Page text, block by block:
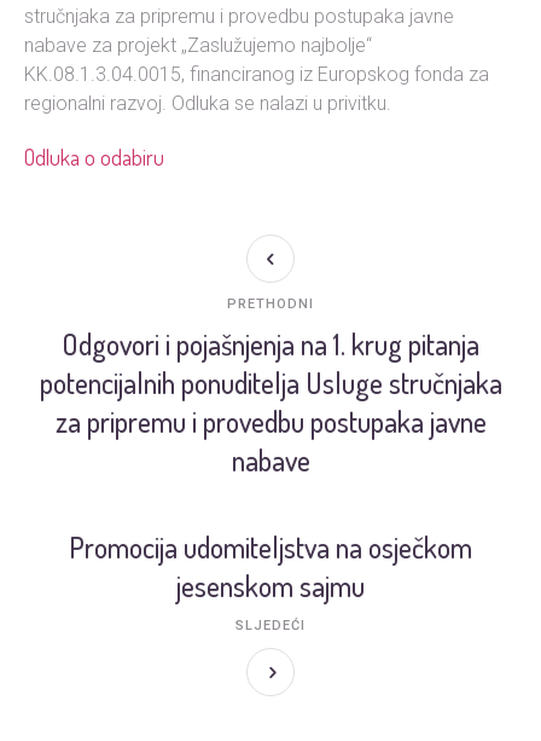
stručnjaka za pripremu i provedbu postupaka javne
nabave za projekt „Zaslužujemo najbolje“
KK.08.1.3.04.0015, financiranog iz Europskog fonda za
regionalni razvoj. Odluka se nalazi u privitku.
Odluka o odabiru
Odgovori i pojašnjenja na 1. krug pitanja
potencijalnih ponuditelja Usluge stručnjaka
za pripremu i provedbu postupaka javne
nabave
PRETHODNI
Promocija udomiteljstva na osječkom
jesenskom sajmu
SLJEDEĆI